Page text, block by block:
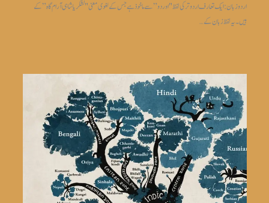
اردو زبان: ایک تعارف اردو ترکی لفظ "اوردو” سے ماخوذ ہے جس کے لغوی معنی "لشکریا شاہی آرام گاہ” کے
ہیں۔ یہ لفظ زبان کے…